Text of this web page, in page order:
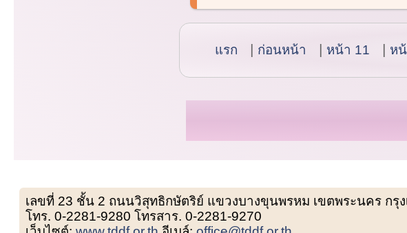
แรก ก่อนหน้า หน้า 11 ห
เลขที่ 23 ชั้น 2 ถนนวิสุทธิกษัตริย์ แขวงบางขุนพรหม เขตพระนคร กรุ
โทร. 0-2281-9280 โทรสาร. 0-2281-9270